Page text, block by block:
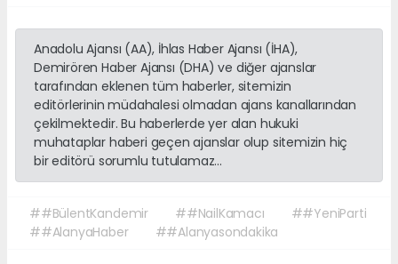
Anadolu Ajansı (AA), İhlas Haber Ajansı (İHA),
Demirören Haber Ajansı (DHA) ve diğer ajanslar
tarafından eklenen tüm haberler, sitemizin
editörlerinin müdahalesi olmadan ajans kanallarından
çekilmektedir. Bu haberlerde yer alan hukuki
muhataplar haberi geçen ajanslar olup sitemizin hiç
bir editörü sorumlu tutulamaz...
##BülentKandemir ##NailKamacı
##YeniParti
##AlanyaHaber
##Alanyasondakika